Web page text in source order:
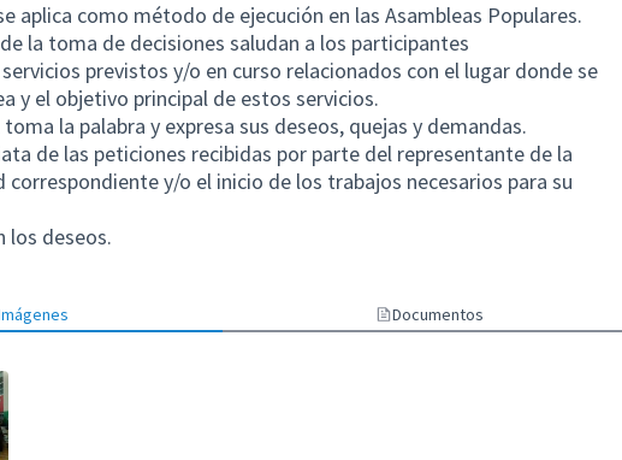
aplica como método de ejecución en las Asambleas Populares.
la toma de decisiones saludan a los participantes
previstos y/o en curso relacionados con el lugar donde se
y el objetivo principal de estos servicios.
la palabra y expresa sus deseos, quejas y demandas.
de las peticiones recibidas por parte del representante de la
y/o el inicio de los trabajos necesarios para su
los deseos.
Documentos